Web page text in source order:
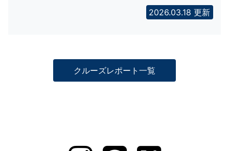
2026.03.18 更新
クルーズレポート一覧